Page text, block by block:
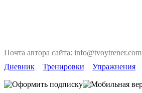
Почта автора сайта: info@tvoytrener.com
Дневник
Тренировки Упражнения